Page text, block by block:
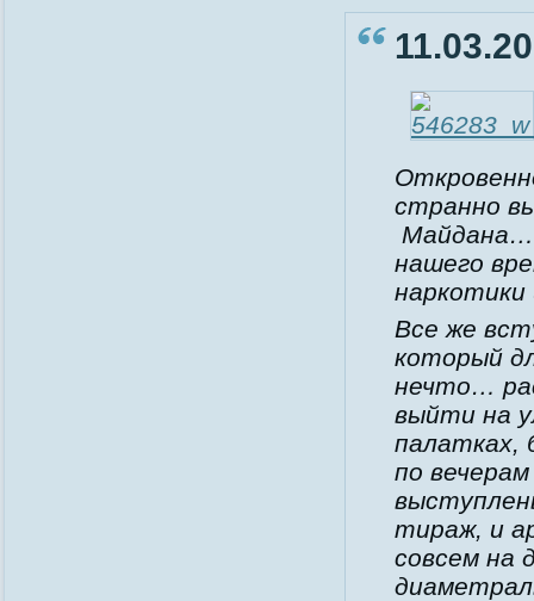
странно
Майдана…
нашего
наркотики
Все же
который
нечто…
выйти на
палатках,
по
тираж, и
совсем на